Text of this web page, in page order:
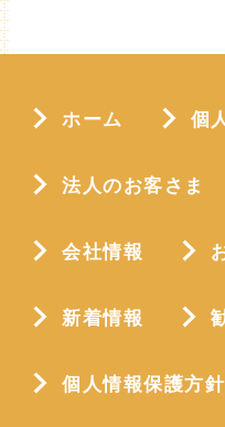
ホーム 個
法人のお客さま
会社情報
新着情報
個人情報保護方針